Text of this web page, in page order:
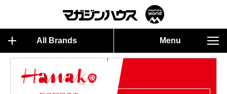
All Brands Menu